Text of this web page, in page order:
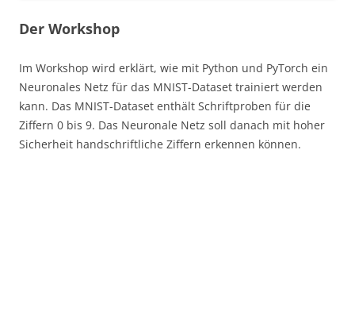
Der Workshop
Im Workshop wird erklärt, wie mit Python und PyTorch ein
Neuronales Netz für das MNIST-Dataset trainiert werden
kann. Das MNIST-Dataset enthält Schriftproben für die
Ziffern 0 bis 9. Das Neuronale Netz soll danach mit hoher
Sicherheit handschriftliche Ziffern erkennen können.